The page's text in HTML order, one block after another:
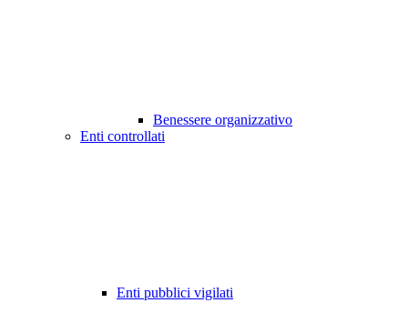
Benessere organizzativo
Enti controllati
Enti pubblici vigilati